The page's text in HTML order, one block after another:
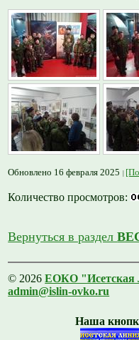
Обновлено 16 февраля 2025
Количество просмотров:
Вернуться в раздел
© 2026ЕОКО "Исетская
admin@islin-ovko.ru
Наша